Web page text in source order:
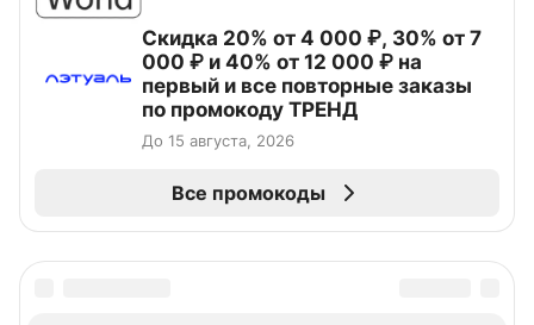
Скидка 20% от 4 000 ₽, 30% от 7
000 ₽ и 40% от 12 000 ₽ на
первый и все повторные заказы
по промокоду ТРЕНД
До 15 августа, 2026
Все промокоды